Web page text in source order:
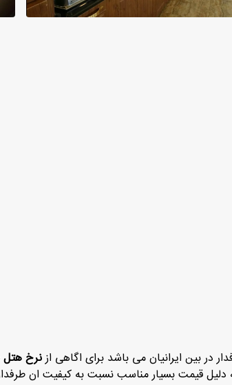
در بین ایرانیان می باشد برای اگاهی ازنرخ هتل
دلیل قیمت بسیار مناسب نسبت به کیفیت ان